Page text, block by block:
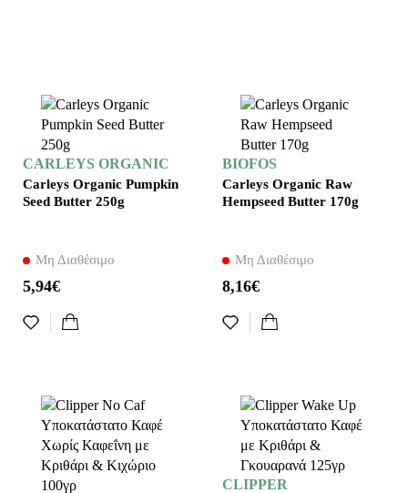
CARLEYS ORGANIC
Carleys Organic Pumpkin
Seed Butter 250g
Μη Διαθέσιμο
5,94€
BIOFOS
Carleys Organic Raw
Hempseed Butter 170g
Μη Διαθέσιμο
8,16€
CLIPPER